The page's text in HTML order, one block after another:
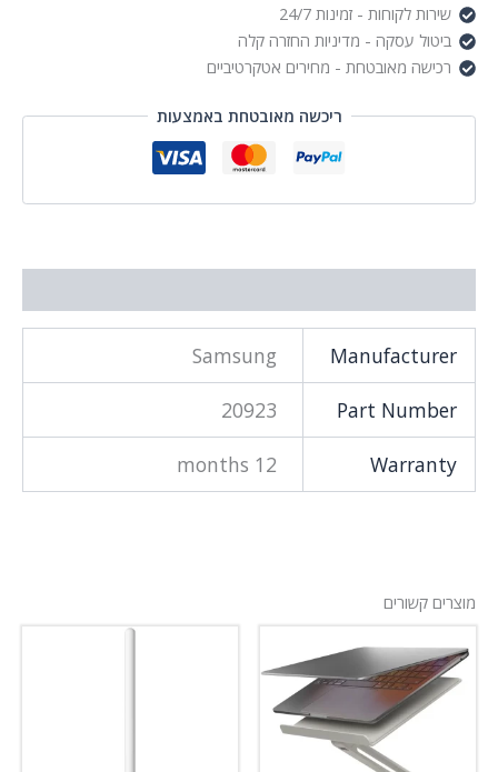
שירות לקוחות - זמינות 24/7
ביטול עסקה - מדיניות החזרה קלה
רכישה מאובטחת - מחירים אטקרטיביים
ריכשה מאובטחת באמצעות
Manufacturer
Samsung
Part Number
20923
Warranty
12 months
מוצרים קשורים